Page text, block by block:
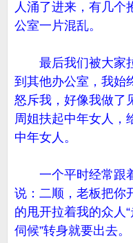
人涌了进来，有几个
公室一片混乱。
最后我们被大家拉
到其他办公室，我始
怒斥我，好像我做了
周姐扶起中年女人，
中年女人。
一个平时经常跟着
说：二顺，老板把你
的甩开拉着我的众人
伺候”转身就要出去。